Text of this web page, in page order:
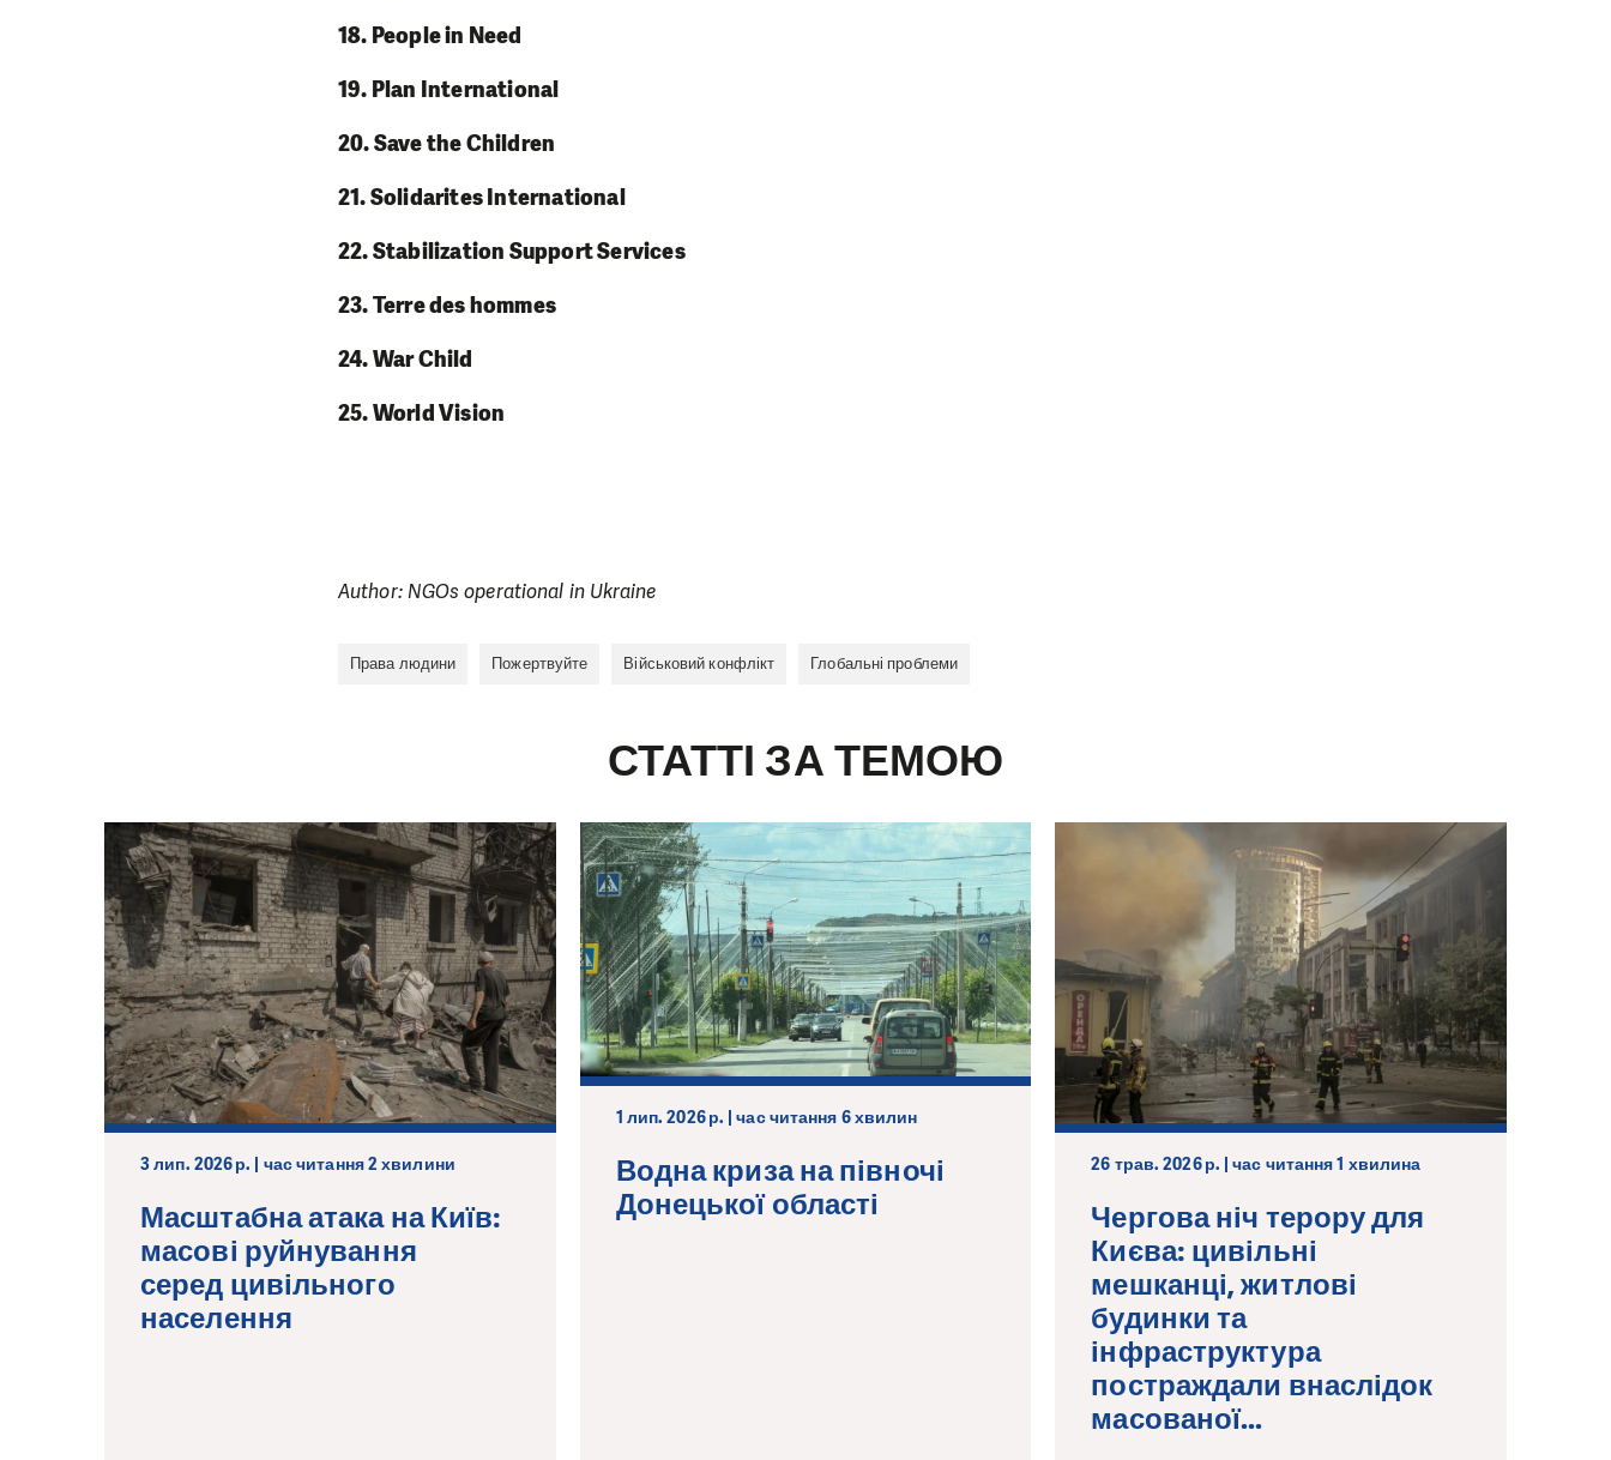
18. People in Need
19. Plan International
20. Save the Children
21. Solidarites International
22. Stabilization Support Services
23. Terre des hommes
24. War Child
25. World Vision
Author: NGOs operational in Ukraine
Права людини Пожертвуйте Військовий конфлікт Глобальні проблеми
СТАТТІ ЗА ТЕМОЮ
3 лип. 2026 р. | час читання 2 хвилини
Масштабна атака на Київ:
масові руйнування
серед цивільного
населення
1 лип. 2026 р. | час читання 6 хвилин
Водна криза на півночі
Донецької області
26 трав. 2026 р. | час читання 1 хвилина
Чергова ніч терору для
Києва: цивільні
мешканці, житлові
будинки та
інфраструктура
постраждали внаслідок
масованої...